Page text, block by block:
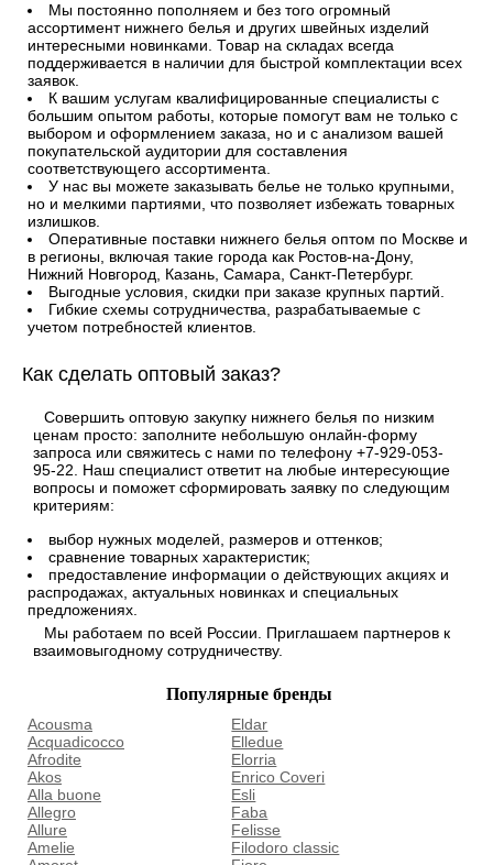
Мы постоянно пополняем и без того огромный
ассортимент нижнего белья и других швейных изделий
интересными новинками. Товар на складах всегда
поддерживается в наличии для быстрой комплектации всех
заявок.
К вашим услугам квалифицированные специалисты с
большим опытом работы, которые помогут вам не только с
выбором и оформлением заказа, но и с анализом вашей
покупательской аудитории для составления
соответствующего ассортимента.
У нас вы можете заказывать белье не только крупными,
но и мелкими партиями, что позволяет избежать товарных
излишков.
Оперативные поставки нижнего белья оптом по Москве и
в регионы, включая такие города как Ростов-на-Дону,
Нижний Новгород, Казань, Самара, Санкт-Петербург.
Выгодные условия, скидки при заказе крупных партий.
Гибкие схемы сотрудничества, разрабатываемые с
учетом потребностей клиентов.
Как сделать оптовый заказ?
Совершить оптовую закупку нижнего белья по низким
ценам просто: заполните небольшую онлайн-форму
запроса или свяжитесь с нами по телефону +7-929-053-
95-22. Наш специалист ответит на любые интересующие
вопросы и поможет сформировать заявку по следующим
критериям:
выбор нужных моделей, размеров и оттенков;
сравнение товарных характеристик;
предоставление информации о действующих акциях и
распродажах, актуальных новинках и специальных
предложениях.
Мы работаем по всей России. Приглашаем партнеров к
взаимовыгодному сотрудничеству.
Популярные бренды
Acousma
Acquadicocco
Afrodite
Akos
Alla buone
Allegro
Allure
Amelie
Eldar
Elledue
Elorria
Enrico Coveri
Esli
Faba
Felisse
Filodoro classic